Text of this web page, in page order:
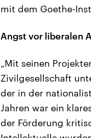
mit dem Goethe-
Angst vor liberalen
„Mit seinen
Zivilgesellschaft
der in der
Jahren war ein
der Förderung